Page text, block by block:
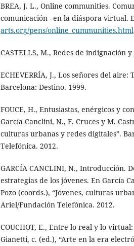
BREA, J. L., Online communities.
comunicación –en la diáspora virtual.
arts.org/pens/online_cummunities.html
CASTELLS, M., Redes de indignación
ECHEVERRÍA, J., Los señores del
Barcelona: Destino. 1999.
FOUCE, H., Entusiastas, enérgicos y
García Canclini, N., F. Cruces y M.
culturas urbanas y redes digitales”.
Telefónica. 2012.
GARCÍA CANCLINI, N., Introducción.
estrategias de los jóvenes. En García
Pozo (coords.), “Jóvenes, culturas
Ariel/Fundación Telefónica. 2012.
COUCHOT, E., Entre lo real y lo
Gianetti, c. (ed.), “Arte en la era